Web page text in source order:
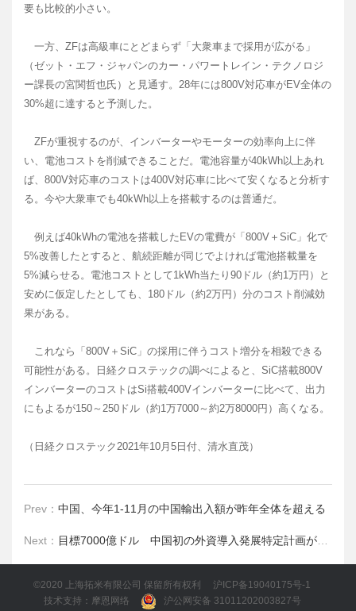
要も比較的小さい。
一方、ZFは高級車にとどまらず「大衆車まで採用が広がる」
（ゼット・エフ・ジャパンのカー・パワートレイン・テクノロジ
ー課長の宮関哲也氏）と見通す。28年には800V対応車がEV全体の
30%超に達すると予測した。
ZFが重視するのが、インバーターやモーターの効率向上に伴
い、電池コストを削減できることだ。電池容量が40kWh以上あれ
ば、800V対応車のコストは400V対応車に比べて安くなると分析す
る。今や大衆車でも40kWh以上を搭載するのは普通だ。
例えば40kWhの電池を搭載したEVの電費が「800V＋SiC」化で
5%改善したとすると、航続距離が同じでよければ電池搭載量を
5%減らせる。電池コストとして1kWh当たり90ドル（約1万円）と
安めに仮定したとしても、180ドル（約2万円）分のコスト削減効
果がある。
これなら「800V＋SiC」の採用に伴うコスト増分を相殺できる
可能性がある。日経クロステックの調べによると、SiC搭載800V
インバーターのコストはSi搭載400Vインバーターに比べて、出力
にもよるが150～250ドル（約1万7000～約2万8000円）高くなる。
（日経クロステック2021年10月5日付、清水直茂）
Prev： 中国、今年1-11月の中国輸出入額が昨年全体を超える
Next： 目標7000億ドル 中国初の外資導入発展特定計画が制定
©2020 上海拓米有限公司 保留所有权利
沪ICP备19040175号-1
技术支持：摩恩网络
沪公网安备 31011202003827号